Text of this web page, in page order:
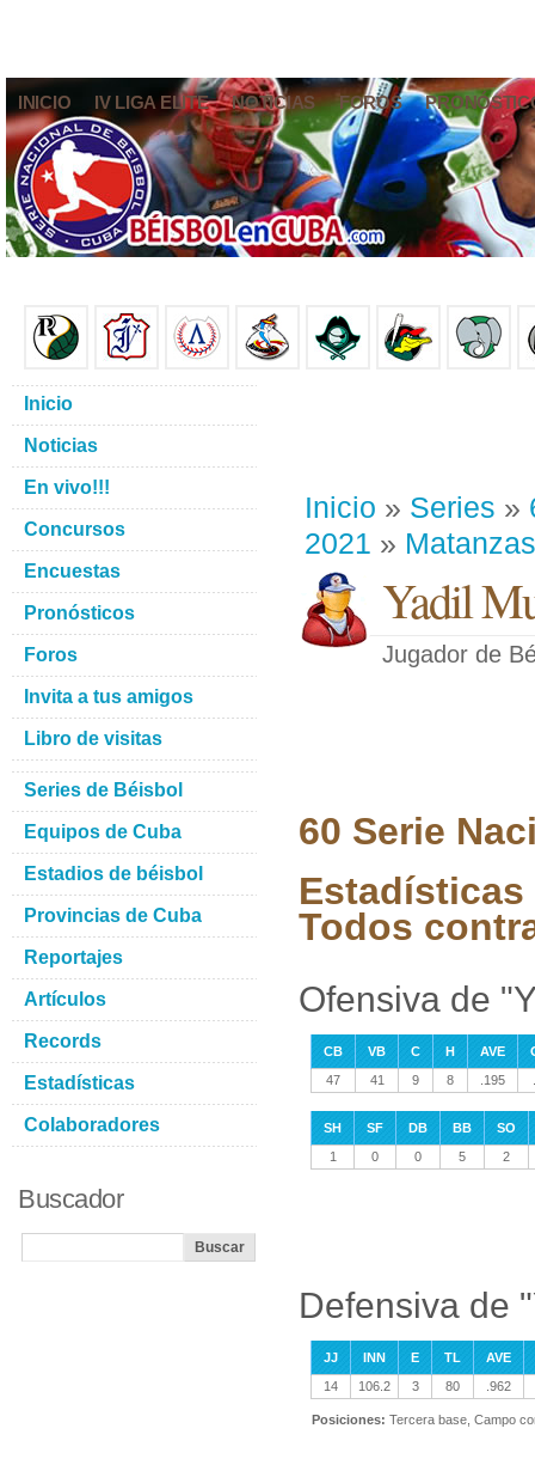
INICIO IV LIGA ELITE NOTICIAS FOROS
Inicio » Series »
2021 » Matanzas
Yadil
Jugador de
60 Serie
Estadísticas
Todos
Ofensiva de
CB VB C H AVE
47
41 9 8 .195
SH SF DB BB
SO
1
0 0 5 2
Defensiva de
JJ INN E TL
AVE
14
106.2 3 80 .962
Posiciones: Tercera base, Campo
Inicio
Noticias
En vivo!!!
Concursos
Encuestas
Pronósticos
Foros
Invita a tus amigos
Libro de visitas
Series de Béisbol
Equipos de Cuba
Estadios de béisbol
Provincias de Cuba
Reportajes
Artículos
Records
Estadísticas
Colaboradores
Buscador